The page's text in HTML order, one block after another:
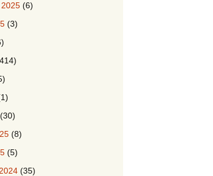
(6)
(3)
(30)
(8)
(5)
(35)